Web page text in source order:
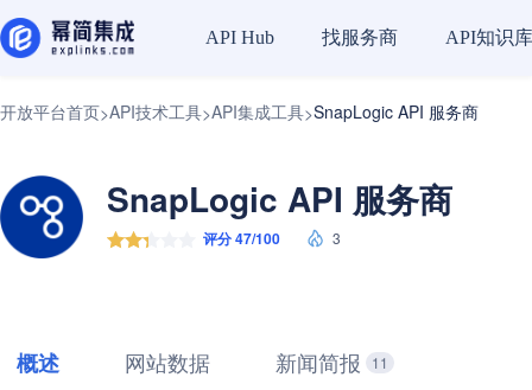
API Hub 找服务商 API知识库
开放平台首页>API技术工具>API集成工具>SnapLogic API 服务商
SnapLogic API 服务商
评分 47/100 3
概述 网站数据 新闻简报 11